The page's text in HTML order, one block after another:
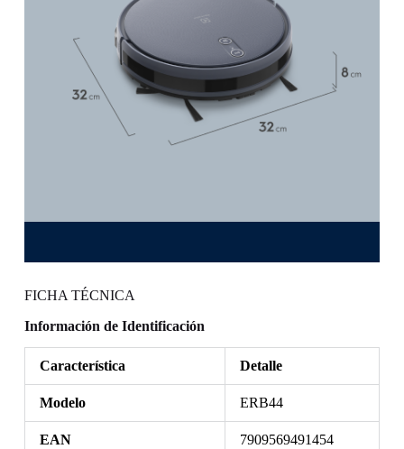
FICHA TÉCNICA
Información de Identificación
Característica Detalle
Modelo ERB44
EAN 7909569491454